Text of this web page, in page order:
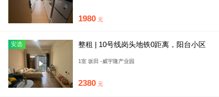
1980 元
安选
整租 | 10号线岗头地铁0距离，阳台小区
1室 坂田 -威宇隆产业园
2380 元